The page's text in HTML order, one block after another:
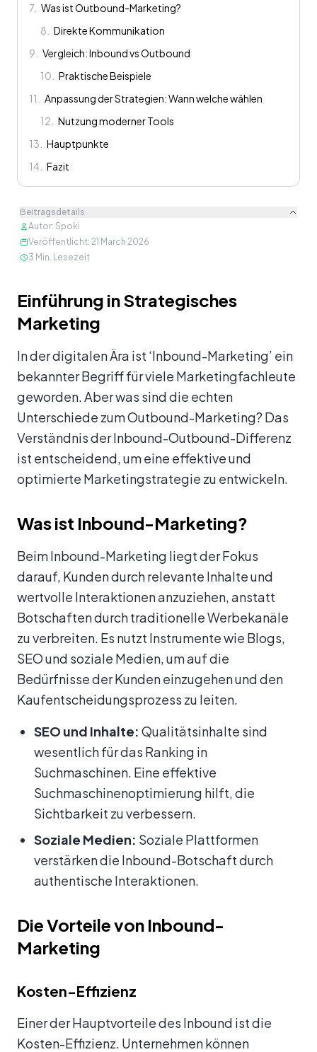
7 Was ist Outbound-Marketing?
8
Direkte Kommunikation
9
Vergleich: Inbound vs Outbound
10
Praktische Beispiele
11
Anpassung der Strategien: Wann welche wählen
12
Nutzung moderner Tools
13
Hauptpunkte
14
Fazit
Beitragsdetails
Autor: Spoki
Veröffentlicht: 21 March 2026
3 Min. Lesezeit
Einführung in Strategisches
Marketing
In der digitalen Ära ist ‘Inbound-Marketing’ ein
bekannter Begriff für viele Marketingfachleute
geworden. Aber was sind die echten
Unterschiede zum Outbound-Marketing? Das
Verständnis der Inbound-Outbound-Differenz
ist entscheidend, um eine effektive und
optimierte Marketingstrategie zu entwickeln.
Was ist Inbound-Marketing?
Beim Inbound-Marketing liegt der Fokus
darauf, Kunden durch relevante Inhalte und
wertvolle Interaktionen anzuziehen, anstatt
Botschaften durch traditionelle Werbekanäle
zu verbreiten. Es nutzt Instrumente wie Blogs,
SEO und soziale Medien, um auf die
Bedürfnisse der Kunden einzugehen und den
Kaufentscheidungsprozess zu leiten.
SEO und Inhalte: Qualitätsinhalte sind
wesentlich für das Ranking in
Suchmaschinen. Eine effektive
Suchmaschinenoptimierung hilft, die
Sichtbarkeit zu verbessern.
Soziale Medien: Soziale Plattformen
verstärken die Inbound-Botschaft durch
authentische Interaktionen.
Die Vorteile von Inbound-
Marketing
Kosten-Effizienz
Einer der Hauptvorteile des Inbound ist die
Kosten-Effizienz. Unternehmen können